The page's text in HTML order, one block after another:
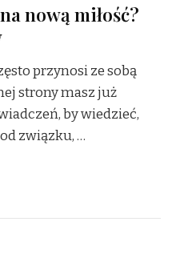
nową miłość?
przynosi ze sobą
strony masz już
by wiedzieć,
związku, …